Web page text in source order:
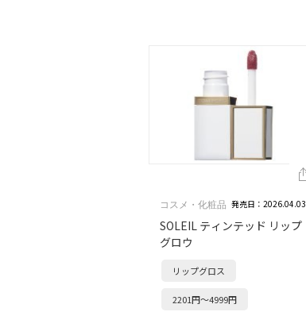
コスメ・化粧品 発売日：2026.04.03
SOLEIL ティンテッド リップ
グロウ
リップグロス
2201円～4999円